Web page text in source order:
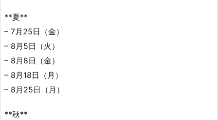
**夏**
– 7月25日（金）
– 8月5日（火）
– 8月8日（金）
– 8月18日（月）
– 8月25日（月）
**秋**